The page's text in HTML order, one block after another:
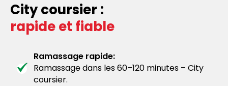
City coursier :
rapide et fiable
Ramassage rapide:
Ramassage dans les 60–120 minutes – City
coursier.